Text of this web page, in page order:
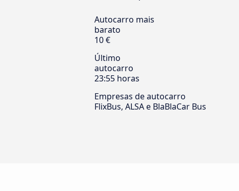
Autocarro mais
barato
10 €
Último
autocarro
23:55 horas
Empresas de autocarro
FlixBus, ALSA e BlaBlaCar Bus